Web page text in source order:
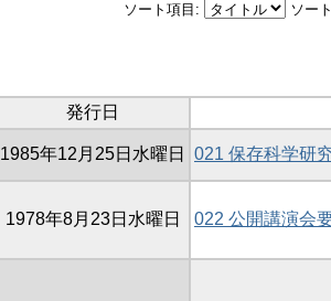
ソート項目: ソー
発行日
1985年12月25日水曜日 021 保存科学研
1978年8月23日水曜日 022 公開講演会